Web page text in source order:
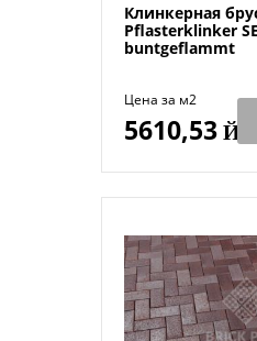
Клинкерная
Pflasterklinker
buntgeflammt
Цена за м2
5610,53Й